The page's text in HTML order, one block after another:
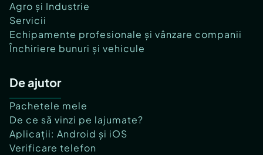
Agro și Industrie
Servicii
Echipamente profesionale și vânzare companii
Închiriere bunuri și vehicule
De ajutor
Pachetele mele
De ce să vinzi pe lajumate?
Aplicații: Android și iOS
Verificare telefon